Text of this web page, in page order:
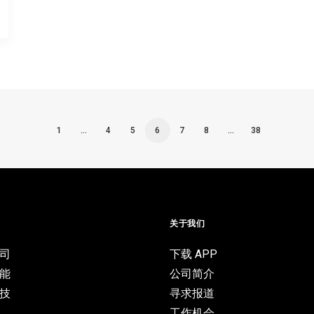
1 … 4 5 6 7 8 … 38
关于我们
下载 APP
公司简介
寻求报道